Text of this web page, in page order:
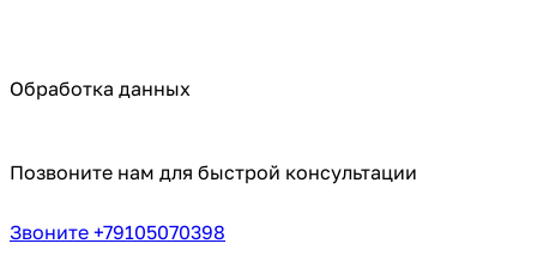
Обработка данных
Позвоните нам для быстрой консультации
Звоните +79105070398